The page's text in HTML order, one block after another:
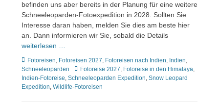
befinden uns aber bereits in der Planung für eine weitere
Schneeleoparden-Fotoexpedition in 2028. Sollten Sie
Interesse daran haben, melden Sie dies am beste hier
an. Dann informieren wir Sie, sobald die Details
weiterlesen …
Kategorien
Fotoreisen, Fotoreisen 2027, Fotoreisen nach Indien, Indien,
Schneeleoparden
TagsFotoreise 2027, Fotoreise in den Himalaya,
Indien-Fotoreise, Schneeleoparden Expedition, Snow Leopard
Expedition, Wildlife-Fotoreisen